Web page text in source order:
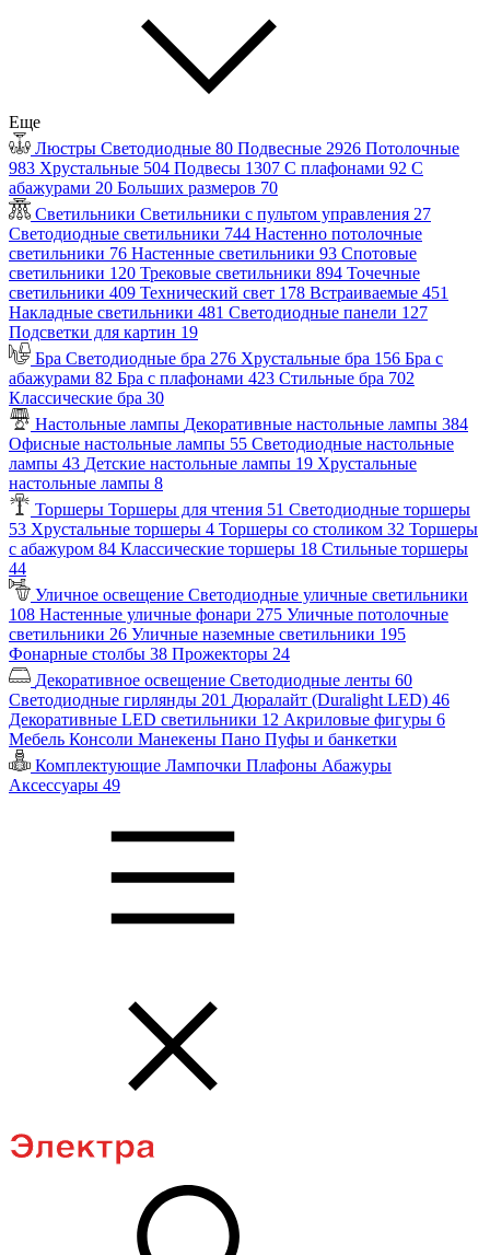
Еще
Люстры Светодиодные 80 Подвесные 2926 Потолочные
983 Хрустальные 504 Подвесы 1307 С плафонами 92 С
абажурами 20 Больших размеров 70
Светильники Светильники с пультом управления 27
Светодиодные светильники 744 Настенно потолочные
светильники 76 Настенные светильники 93 Спотовые
светильники 120 Трековые светильники 894 Точечные
светильники 409 Технический свет 178 Встраиваемые 451
Накладные светильники 481 Светодиодные панели 127
Подсветки для картин 19
Бра Светодиодные бра 276 Хрустальные бра 156 Бра с
абажурами 82 Бра с плафонами 423 Стильные бра 702
Классические бра 30
Настольные лампы Декоративные настольные лампы 384
Офисные настольные лампы 55 Светодиодные настольные
лампы 43 Детские настольные лампы 19 Хрустальные
настольные лампы 8
Торшеры Торшеры для чтения 51 Светодиодные торшеры
53 Хрустальные торшеры 4 Торшеры со столиком 32 Торшеры
с абажуром 84 Классические торшеры 18 Стильные торшеры
44
Уличное освещение Светодиодные уличные светильники
108 Настенные уличные фонари 275 Уличные потолочные
светильники 26 Уличные наземные светильники 195
Фонарные столбы 38 Прожекторы 24
Декоративное освещение Светодиодные ленты 60
Светодиодные гирлянды 201 Дюралайт (Duralight LED) 46
Декоративные LED светильники 12 Акриловые фигуры 6
Мебель Консоли Манекены Пано Пуфы и банкетки
Комплектующие Лампочки Плафоны Абажуры
Аксессуары 49